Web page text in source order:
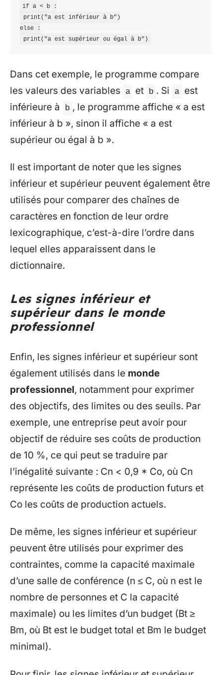
if a < b :
else :
Dans cet exemple, le programme compare
les valeurs des variables
a et b . Si a est
inférieure à
b , le programme affiche « a est
inférieur à b », sinon il affiche « a est
supérieur ou égal à b ».
Il est important de noter que les signes
inférieur et supérieur peuvent également être
utilisés pour comparer des chaînes de
caractères en fonction de leur ordre
lexicographique, c’est-à-dire l’ordre dans
lequel elles apparaissent dans le
dictionnaire.
Les signes inférieur et
supérieur dans le monde
professionnel
Enfin, les signes inférieur et supérieur sont
également utilisés dans le monde
professionnel, notamment pour exprimer
des objectifs, des limites ou des seuils. Par
exemple, une entreprise peut avoir pour
objectif de réduire ses coûts de production
de 10 %, ce qui peut se traduire par
l’inégalité suivante : Cn < 0,9 * Co, où Cn
représente les coûts de production futurs et
Co les coûts de production actuels.
De même, les signes inférieur et supérieur
peuvent être utilisés pour exprimer des
contraintes, comme la capacité maximale
d’une salle de conférence (n ≤ C, où n est le
nombre de personnes et C la capacité
maximale) ou les limites d’un budget (Bt ≥
Bm, où Bt est le budget total et Bm le budget
minimal).